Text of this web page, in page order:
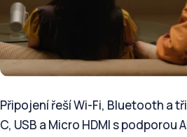
Připojení řeší Wi-Fi, Bluetooth a
C, USB a Micro HDMI s podporou